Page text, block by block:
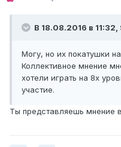
В 18.08.2016 в 11:32,
Могу, но их покатушки
Коллективное мнение
хотели играть на 8х
участие.
Ты представляешь мнение